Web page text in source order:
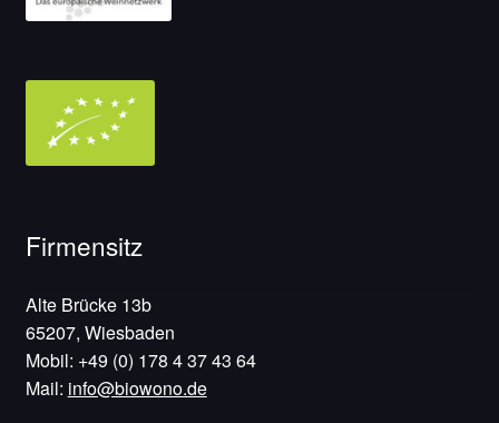
Firmensitz
Alte Brücke 13b
65207, Wiesbaden
Mobil: +49 (0) 178 4 37 43 64
Mail: info@biowono.de